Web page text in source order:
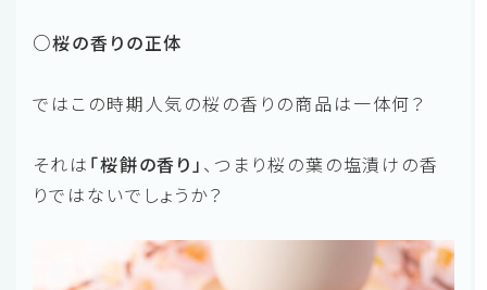
○桜の香りの正体
ではこの時期人気の桜の香りの商品は一体何？
それは 「桜餅の香り」 、つまり桜の葉の塩漬けの香
りではないでしょうか？